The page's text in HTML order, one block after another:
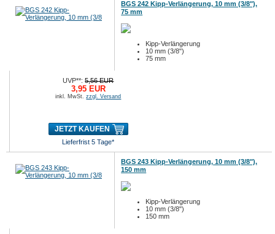
BGS 242 Kipp-Verlängerung, 10 mm (3/8"),
75 mm
Kipp-Verlängerung
10 mm (3/8")
75 mm
UVP**:5,56 EUR
3,95 EUR
inkl. MwSt.zzgl. Versand
JETZT KAUFEN
Lieferfrist 5 Tage*
BGS 243 Kipp-Verlängerung, 10 mm (3/8"),
150 mm
Kipp-Verlängerung
10 mm (3/8")
150 mm